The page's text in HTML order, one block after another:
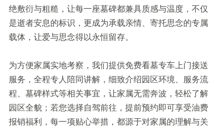
绝敷衍与粗糙，让每一座墓碑都兼具质感与温度，不仅
是逝者安息的标识，更成为承载亲情、寄托思念的专属
载体，让爱与思念得以永恒留存。
为方便家属实地考察，我们提供免费看墓专车上门接送
服务，全程专人陪同讲解，细致介绍园区环境、服务流
程、墓碑样式等相关事宜，让家属无需奔波，轻松了解
园区全貌；若您选择自驾前往，提前预约即可享受油费
报销福利，每一项贴心举措，都源于对家属的理解与关